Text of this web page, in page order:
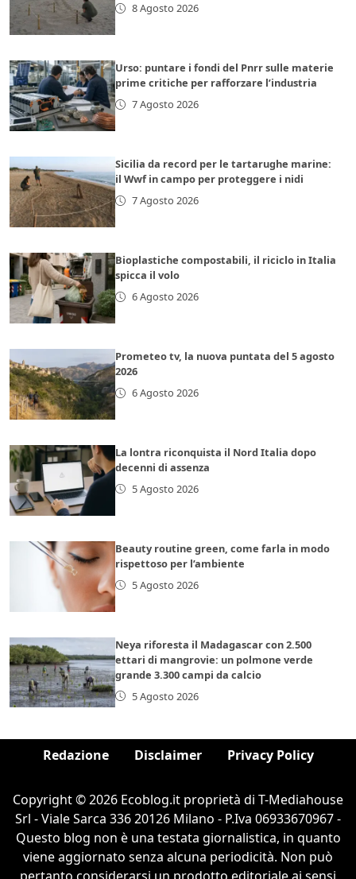
8 Agosto 2026
Urso: puntare i fondi del Pnrr sulle materie
prime critiche per rafforzare l’industria
7 Agosto 2026
Sicilia da record per le tartarughe marine:
il Wwf in campo per proteggere i nidi
7 Agosto 2026
Bioplastiche compostabili, il riciclo in Italia
spicca il volo
6 Agosto 2026
Prometeo tv, la nuova puntata del 5 agosto
2026
6 Agosto 2026
La lontra riconquista il Nord Italia dopo
decenni di assenza
5 Agosto 2026
Beauty routine green, come farla in modo
rispettoso per l’ambiente
5 Agosto 2026
Neya riforesta il Madagascar con 2.500
ettari di mangrovie: un polmone verde
grande 3.300 campi da calcio
5 Agosto 2026
Redazione Disclaimer Privacy Policy
Copyright © 2026 Ecoblog.it proprietà di T-Mediahouse
Srl - Viale Sarca 336 20126 Milano - P.Iva 06933670967 -
Questo blog non è una testata giornalistica, in quanto
viene aggiornato senza alcuna periodicità. Non può